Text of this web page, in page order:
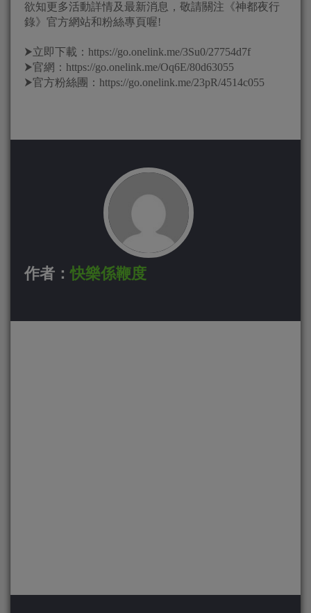
欲知更多活動詳情及最新消息，敬請關注《神都夜行
錄》官方網站和粉絲專頁喔!
⮞立即下載：https://go.onelink.me/3Su0/27754d7f
⮞官網：https://go.onelink.me/Oq6E/80d63055
⮞官方粉絲團：https://go.onelink.me/23pR/4514c055
作者：快樂係鞭度